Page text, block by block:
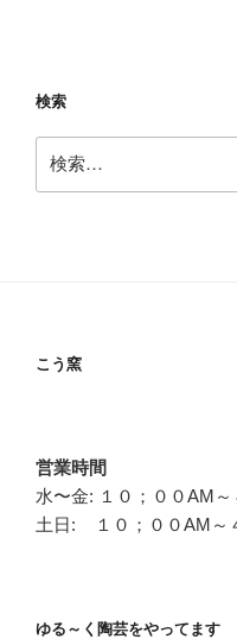
ン
検索
索:
こう窯
営業時間
水〜金: １０；００AM～
土日: １０；００AM～
ゆる～く陶芸をやってます